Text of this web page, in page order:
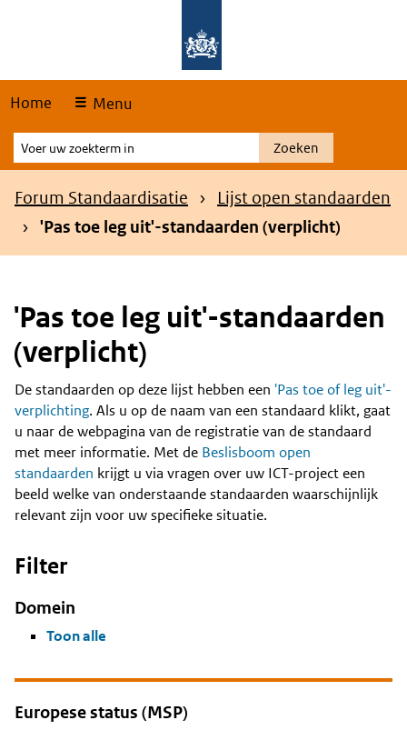
Home Menu
Voer
uw
zoekterm
Zoeken
Kruimelpad
Forum Standaardisatie
Lijst open standaarden
'Pas toe leg uit'-standaarden (verplicht)
'Pas toe leg uit'-standaarden
(verplicht)
Content
De standaarden op deze lijst hebben een 'Pas toe of leg uit'-
verplichting. Als u op de naam van een standaard klikt, gaat
u naar de webpagina van de registratie van de standaard
met meer informatie. Met de Beslisboom open
standaarden krijgt u via vragen over uw ICT-project een
beeld welke van onderstaande standaarden waarschijnlijk
relevant zijn voor uw specifieke situatie.
Filter
Domein
Toon alle
Europese status (MSP)